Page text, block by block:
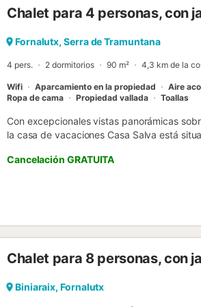
Chalet para 4 personas, con
Fornalutx, Serra de Tramuntana
4 pers. 2 dormitorios 90 m² 4,3 km de la
Wifi Aparcamiento en la propiedad Aire
Ropa de cama
Propiedad vallada Toallas
Con excepcionales vistas panorámicas
la casa de vacaciones Casa Salva está
para 4 personas. Las instalaciones de la
DVD, Wi-Fi, una cuna, una trona y una
chimenea para los días más frescos. En la
encantador pueblo de montaña de
una estufa de leña y una estufa eléctrica....
Cancelación GRATUITA
Chalet para 8 personas, con
Biniaraix, Fornalutx